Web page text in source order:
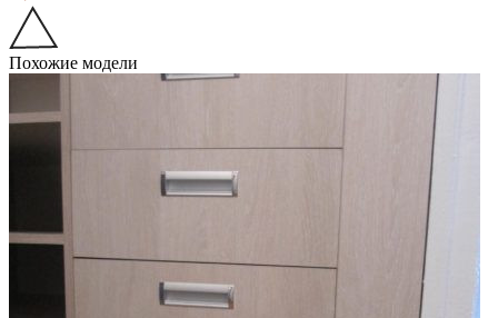
Похожие модели